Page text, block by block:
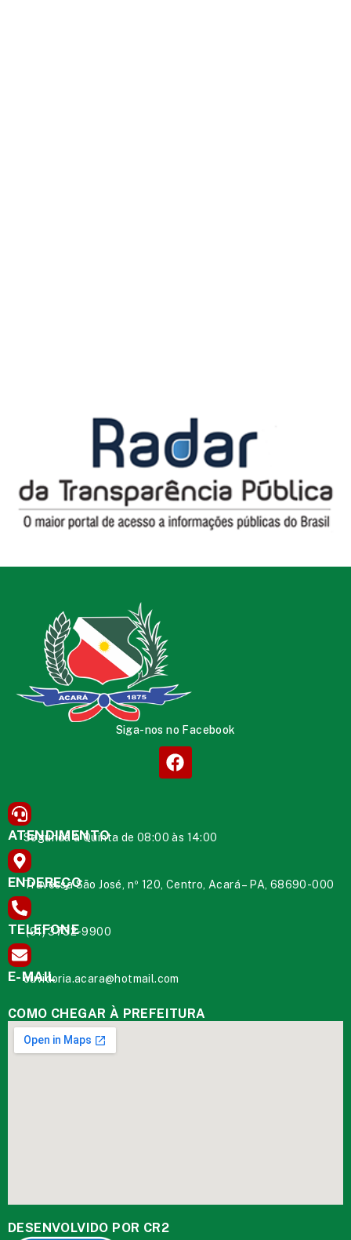
Siga-nos no Facebook
ATENDIMENTO
Segunda à Quinta de 08:00 às 14:00
ENDEREÇO
Travessa São José, nº 120, Centro, Acará – PA, 68690-000
TELEFONE
(91) 3732-9900
E-MAIL
ouvidoria.acara@hotmail.com
COMO CHEGAR À PREFEITURA
DESENVOLVIDO POR CR2